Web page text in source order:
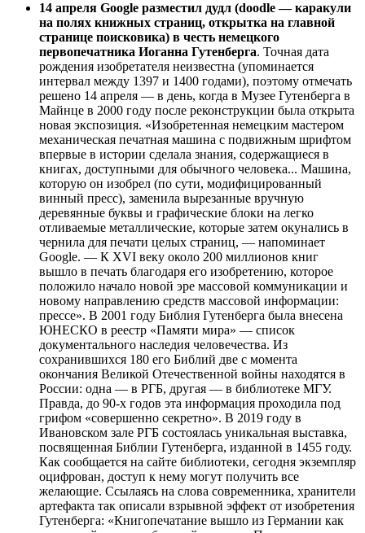
14 апреля Google разместил дудл (doodle — каракули
на полях книжных страниц, открытка на главной
странице поисковика) в честь немецкого
первопечатника Иоганна Гутенберга. Точная дата
рождения изобретателя неизвестна (упоминается
интервал между 1397 и 1400 годами), поэтому отмечать
решено 14 апреля — в день, когда в Музее Гутенберга в
Майнце в 2000 году после реконструкции была открыта
новая экспозиция. «Изобретенная немецким мастером
механическая печатная машина с подвижным шрифтом
впервые в истории сделала знания, содержащиеся в
книгах, доступными для обычного человека... Машина,
которую он изобрел (по сути, модифицированный
винный пресс), заменила вырезанные вручную
деревянные буквы и графические блоки на легко
отливаемые металлические, которые затем окунались в
чернила для печати целых страниц, — напоминает
Google. — К XVI веку около 200 миллионов книг
вышло в печать благодаря его изобретению, которое
положило начало новой эре массовой коммуникации и
новому направлению средств массовой информации:
прессе». В 2001 году Библия Гутенберга была внесена
ЮНЕСКО в реестр «Памяти мира» — список
документального наследия человечества. Из
сохранившихся 180 его Библий две с момента
окончания Великой Отечественной войны находятся в
России: одна — в РГБ, другая — в библиотеке МГУ.
Правда, до 90-х годов эта информация проходила под
грифом «совершенно секретно». В 2019 году в
Ивановском зале РГБ состоялась уникальная выставка,
посвященная Библии Гутенберга, изданной в 1455 году.
Как сообщается на сайте библиотеки, сегодня экземпляр
оцифрован, доступ к нему могут получить все
желающие. Ссылаясь на слова современника, хранители
артефакта так описали взрывной эффект от изобретения
Гутенберга: «Книгопечатание вышло из Германии как